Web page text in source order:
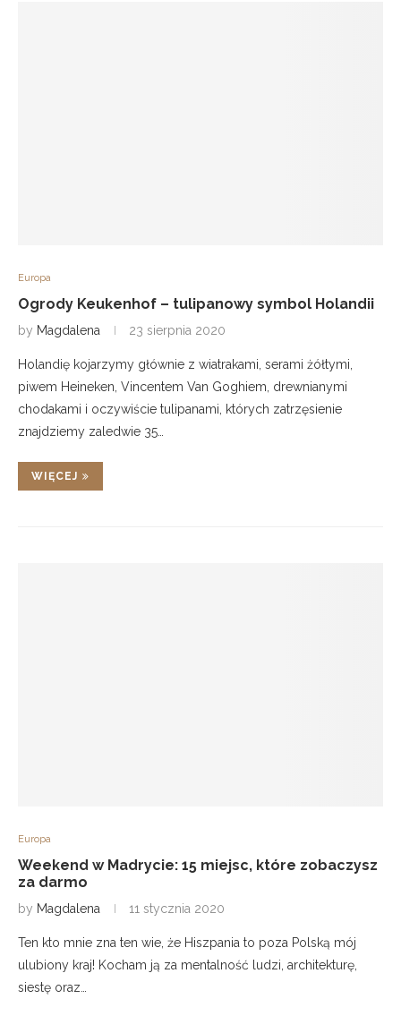
Europa
Ogrody Keukenhof – tulipanowy symbol Holandii
by Magdalena 23 sierpnia 2020
Holandię kojarzymy głównie z wiatrakami, serami żółtymi,
piwem Heineken, Vincentem Van Goghiem, drewnianymi
chodakami i oczywiście tulipanami, których zatrzęsienie
znajdziemy zaledwie 35…
WIĘCEJ
Europa
Weekend w Madrycie: 15 miejsc, które zobaczysz
za darmo
by Magdalena 11 stycznia 2020
Ten kto mnie zna ten wie, że Hiszpania to poza Polską mój
ulubiony kraj! Kocham ją za mentalność ludzi, architekturę,
siestę oraz…